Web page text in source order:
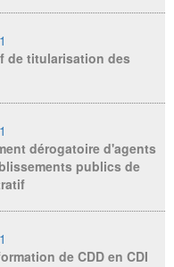
de titularisation des
dérogatoire d'agents
publics de
de CDD en CDI